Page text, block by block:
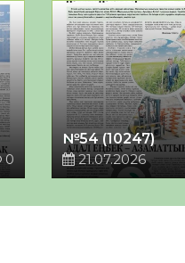
0
№54 (10247)
21.07.2026